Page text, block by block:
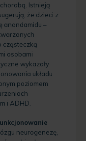
Istnieją
że dzieci z
anandamidu –
cząsteczką
osobami
wykazały
układu
poziomem
i ADHD.
neurogenezę,